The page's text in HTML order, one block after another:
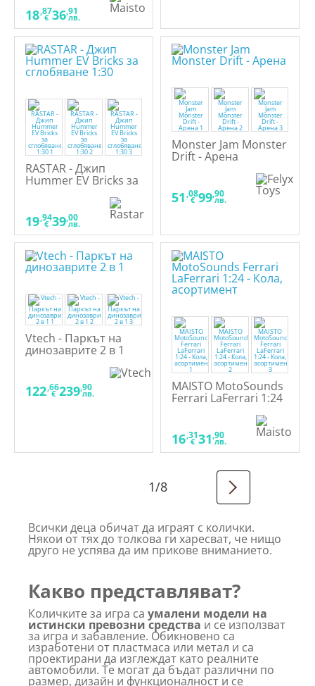
18,87
€ 36,91
лв.
RASTAR - Джип
Hummer EV Bricks за
19,94
€ 39,00
лв.
Monster Jam Monster
Drift - Арена
51,08
€ 99,90
лв.
Vtech - Паркът на
динозаврите 2 в 1
122,66
€ 239,90
лв. MAISTO MotoSounds
Ferrari LaFerrari 1:24
16,31
€ 31,90
лв.
1/8
Всички деца обичат да играят с колички.
Някои от тях до толкова ги харесват, че нищо
друго не успява да им прикове вниманието.
Какво представляват?
Количките за игра са умалени модели на
истински превозни средства и се използват
за игра и забавление. Обикновено са
изработени от пластмаса или метал и са
проектирани да изглеждат като реалните
автомобили. Те могат да бъдат различни по
размер, дизайн и функционалност и се